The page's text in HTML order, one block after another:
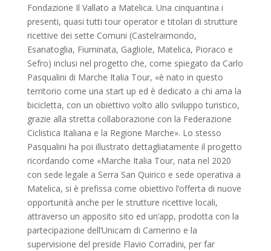
Fondazione Il Vallato a Matelica. Una cinquantina i
presenti, quasi tutti tour operator e titolari di strutture
ricettive dei sette Comuni (Castelraimondo,
Esanatoglia, Fiuminata, Gagliole, Matelica, Pioraco e
Sefro) inclusi nel progetto che, come spiegato da Carlo
Pasqualini di Marche Italia Tour, «è nato in questo
territorio come una start up ed è dedicato a chi ama la
bicicletta, con un obiettivo volto allo sviluppo turistico,
grazie alla stretta collaborazione con la Federazione
Ciclistica Italiana e la Regione Marche». Lo stesso
Pasqualini ha poi illustrato dettagliatamente il progetto
ricordando come «Marche Italia Tour, nata nel 2020
con sede legale a Serra San Quirico e sede operativa a
Matelica, si è prefissa come obiettivo l’offerta di nuove
opportunità anche per le strutture ricettive locali,
attraverso un apposito sito ed un’app, prodotta con la
partecipazione dell’Unicam di Camerino e la
supervisione del preside Flavio Corradini, per far